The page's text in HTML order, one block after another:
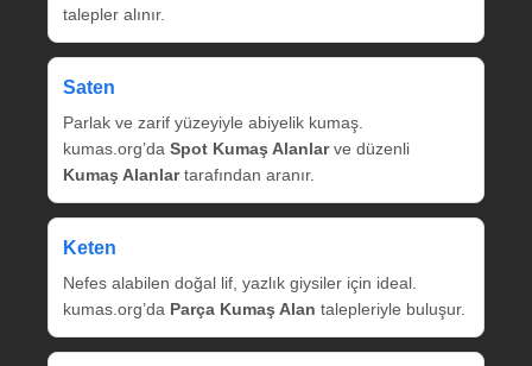
talepler alınır.
Saten
Parlak ve zarif yüzeyiyle abiyelik kumaş.
kumas.org’da Spot Kumaş Alanlarve düzenli
Kumaş Alanlartarafından aranır.
Keten
Nefes alabilen doğal lif, yazlık giysiler için ideal.
kumas.org’da Parça Kumaş Alan talepleriyle buluşur.